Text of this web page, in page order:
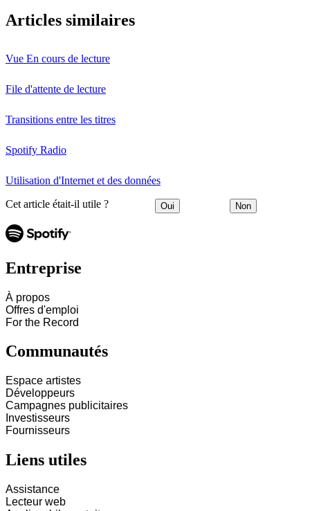
Articles similaires
Vue En cours de lecture
File d'attente de lecture
Transitions entre les titres
Spotify Radio
Utilisation d'Internet et des données
Cet article était-il utile ? Oui Non
Entreprise
À propos
Offres d'emploi
For the Record
Communautés
Espace artistes
Développeurs
Campagnes publicitaires
Investisseurs
Fournisseurs
Liens utiles
Assistance
Lecteur web